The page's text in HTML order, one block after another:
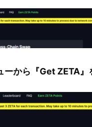
ーから『Get ZETA』